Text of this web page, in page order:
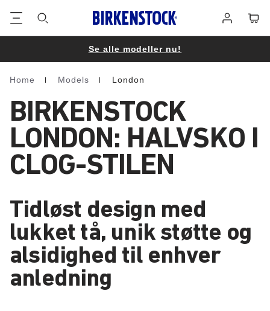
på
Se alle modeller nu!
Homepage
Home Models London
BIRKENSTOCK
LONDON: HALVSKO I
CLOG-STILEN
Tidløst design med
lukket tå, unik støtte og
alsidighed til enhver
anledning